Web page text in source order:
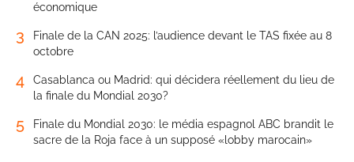
économique
3
Finale de la CAN 2025: l’audience devant le TAS fixée au 8
octobre
4
Casablanca ou Madrid: qui décidera réellement du lieu de
la finale du Mondial 2030?
5
Finale du Mondial 2030: le média espagnol ABC brandit le
sacre de la Roja face à un supposé «lobby marocain»